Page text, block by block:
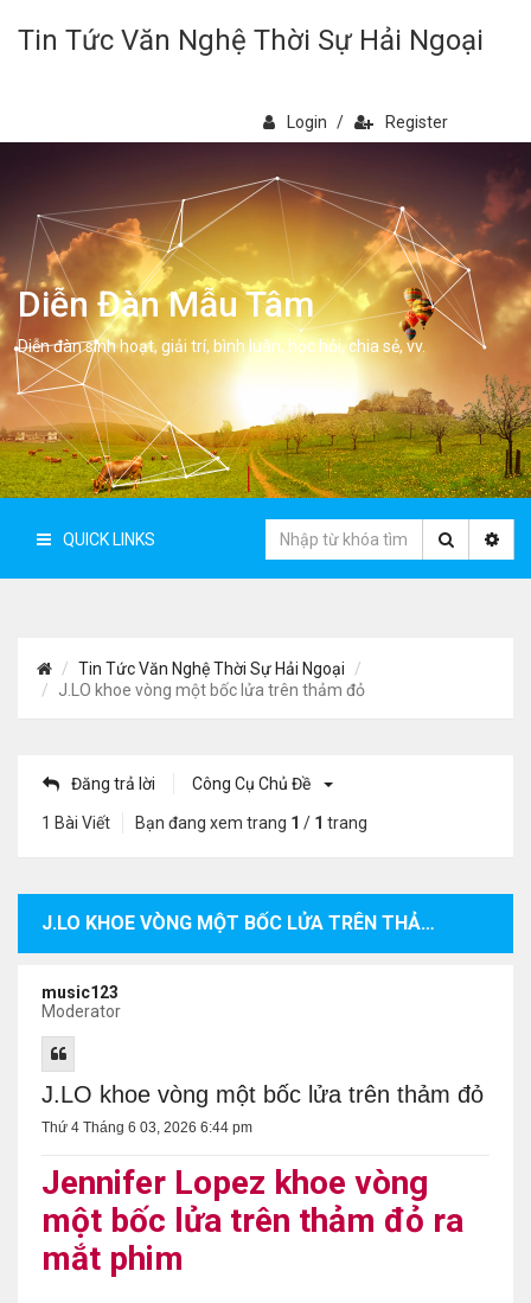
Tin Tức Văn Nghệ Thời Sự Hải Ngoại
Login / Register
Diễn Đàn Mẫu Tâm
Diễn đàn sinh hoạt, giải trí, bình luân, học hỏi, chia sẻ, vv.
QUICK LINKS
Tin Tức Văn Nghệ Thời Sự Hải Ngoại
J.LO khoe vòng một bốc lửa trên thảm đỏ
Đăng trả lời Công Cụ Chủ Đề
1 Bài Viết Bạn đang xem trang 1 / 1 trang
J.LO KHOE VÒNG MỘT BỐC LỬA TRÊN THẢM ĐỎ
music123
Moderator
J.LO khoe vòng một bốc lửa trên thảm đỏ
Thứ 4 Tháng 6 03, 2026 6:44 pm
Jennifer Lopez khoe vòng
một bốc lửa trên thảm đỏ ra
mắt phim